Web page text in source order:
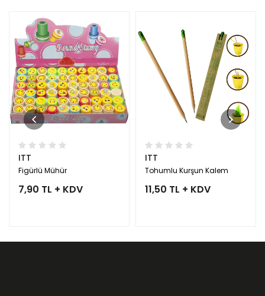
ITT
Figürlü Mühür
7,90 TL + KDV
ITT
Tohumlu Kurşun Kalem
11,50 TL + KDV